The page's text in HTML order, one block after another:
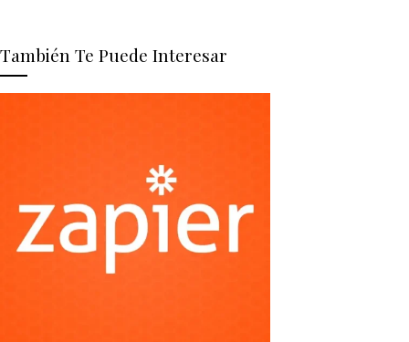
También Te Puede Interesar